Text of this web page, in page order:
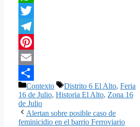
WhatsApp
Twitter
Telegram
Pinterest
Email
Compartir
Categorías
Contexto Etiquetas
Distrito 6 El Alto, Feria
16 de Julio, Historia El Alto, Zona 16
de Julio
Alertan sobre posible caso de
feminicidio en el barrio Ferroviario